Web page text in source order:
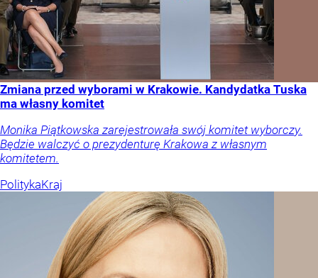
Zmiana przed wyborami w Krakowie. Kandydatka Tuska
ma własny komitet
Monika Piątkowska zarejestrowała swój komitet wyborczy.
Będzie walczyć o prezydenturę Krakowa z własnym
komitetem.
PolitykaKraj